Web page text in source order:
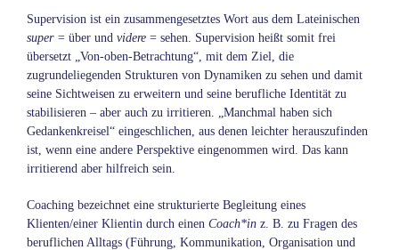
Supervision ist ein zusammengesetztes Wort aus dem Lateinischen
super = über und videre = sehen. Supervision heißt somit frei
übersetzt „Von-oben-Betrachtung“, mit dem Ziel, die
zugrundeliegenden Strukturen von Dynamiken zu sehen und damit
seine Sichtweisen zu erweitern und seine berufliche Identität zu
stabilisieren – aber auch zu irritieren. „Manchmal haben sich
Gedankenkreisel“ eingeschlichen, aus denen leichter herauszufinden
ist, wenn eine andere Perspektive eingenommen wird. Das kann
irritierend aber hilfreich sein.
Coaching bezeichnet eine strukturierte Begleitung eines
Klienten/einer Klientin durch einen Coach*in z. B. zu Fragen des
beruflichen Alltags (Führung, Kommunikation, Organisation und